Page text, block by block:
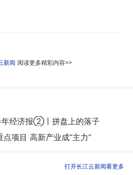
新闻 阅读更多精彩内容>>
年经济报②丨拼盘上的落子
项目 高新产业成“主力”
打开长江云新闻看更多